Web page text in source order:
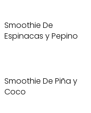
Smoothie De
Espinacas y Pepino
Smoothie De Piña y
Coco